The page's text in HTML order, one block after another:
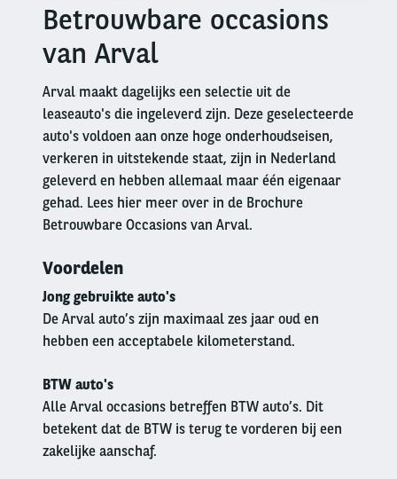
Right
columnBetrouwbare occasions
van Arval
Arval maakt dagelijks een selectie uit de
leaseauto's die ingeleverd zijn. Deze geselecteerde
auto's voldoen aan onze hoge onderhoudseisen,
verkeren in uitstekende staat, zijn in Nederland
geleverd en hebben allemaal maar één eigenaar
gehad. Lees hier meer over in de Brochure
Betrouwbare Occasions van Arval.
Voordelen
Jong gebruikte auto's
De Arval auto’s zijn maximaal zes jaar oud en
hebben een acceptabele kilometerstand.
BTW auto's
Alle Arval occasions betreffen BTW auto’s. Dit
betekent dat de BTW is terug te vorderen bij een
zakelijke aanschaf.